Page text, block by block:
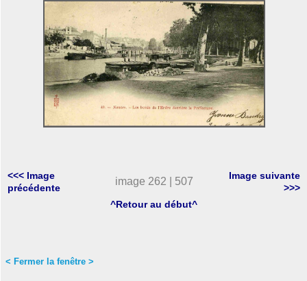
<<< Image
précédente
image 262 | 507
Image suivante
>>>
^Retour au début^
< Fermer la fenêtre >